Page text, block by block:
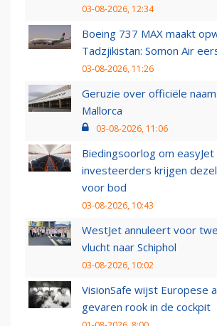
03-08-2026, 12:34
Boeing 737 MAX maakt
Tadzjikistan: Somon Air
03-08-2026, 11:26
Geruzie over officiële
Mallorca
03-08-2026, 11:06
Biedingsoorlog om
investeerders krijgen
voor bod
03-08-2026, 10:43
WestJet annuleert voor
vlucht naar Schiphol
03-08-2026, 10:02
VisionSafe wijst Europese
gevaren rook in de cockpit